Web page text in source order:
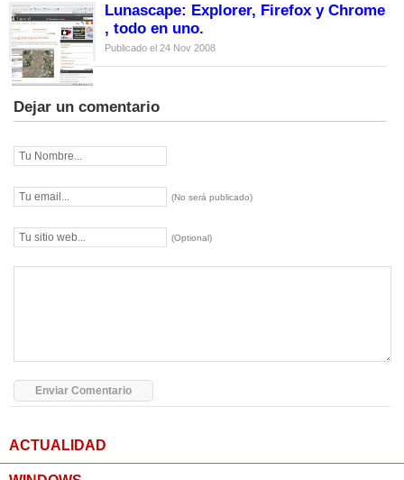
Lunascape: Explorer, Firefox y Chrome
, todo en uno.
Publicado el 24 Nov 2008
Dejar un comentario
(No será publicado)
(Optional)
ACTUALIDAD